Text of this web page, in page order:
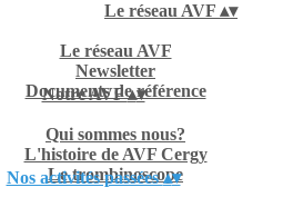
Le réseau AVF ▴▾
Le réseau AVF
Newsletter
Documents de référence
Notre AVF▴▾
Qui sommes nous?
L'histoire de AVF Cergy
Le trombinoscope
Nos activités passées▴▾